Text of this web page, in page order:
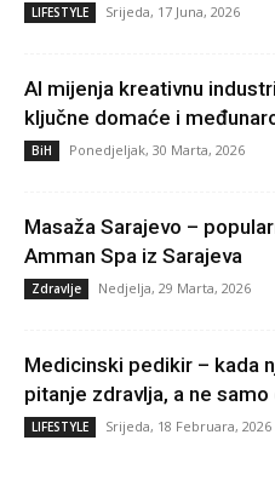
LIFESTYLE Srijeda, 17 Juna, 2026
AI mijenja kreativnu
ključne domaće i
BiH Ponedjeljak, 30 Marta, 2026
Masaža Sarajevo –
Amman Spa iz Sarajeva
Zdravlje Nedjelja, 29 Marta, 2026
Medicinski pedikir – kada
pitanje zdravlja, a ne
LIFESTYLE Srijeda, 18 Februara, 2026